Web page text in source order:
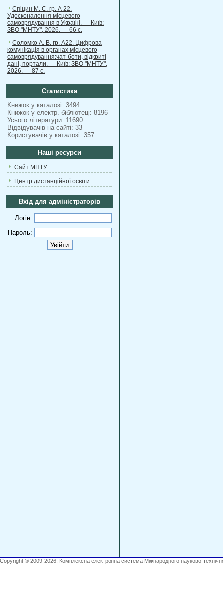
Спіцин М. С. гр. А 22.
Удосконалення місцевого
самоврядування в Україні. — Київ:
ЗВО "МНТУ", 2026. — 66 с.
Соломко А. В. гр. А22. Цифрова
комунікація в органах місцевого
самоврядування:чат-боти, відкриті
дані, портали. — Київ: ЗВО "МНТУ",
2026. — 87 с.
Статистика
Книжок у каталозі: 3494
Книжок у електр. бібліотеці: 8196
Усього літератури: 11690
Відвідувачів на сайті: 33
Користувачів у каталозі: 357
Наші ресурси
Сайт МНТУ
Центр дистанційної освіти
Вхід для адміністраторів
Логін:
Пароль:
Copyright ® 2009-2026. Комплексна електронна система Міжнародного науково-